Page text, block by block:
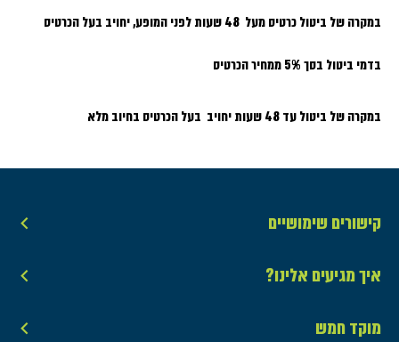
במקרה של ביטול כרטיס מעל 48 שעות לפני המופע, יחויב בעל הכרטיס
בדמי ביטול בסך 5% ממחיר הכרטיס
במקרה של ביטול עד 48 שעות יחויב בעל הכרטיס בחיוב מלא
קישורים שימושיים
איך מגיעים אלינו?
מוקד חמש